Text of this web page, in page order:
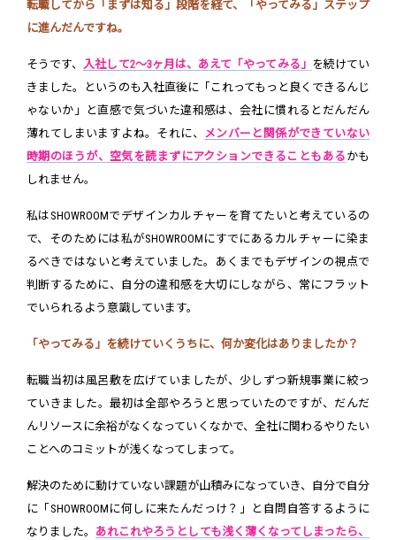
転職してから「まずは知る」段階を経て、「やってみる」ステップ
に進んだんですね。
そうです、入社して2〜3ヶ月は、あえて「やってみる」 を続けてい
きました。というのも入社直後に「これってもっと良くできるんじ
ゃないか」と直感で気づいた違和感は、会社に慣れるとだんだん
薄れてしまいますよね。それに、 メンバーと関係ができていない
時期のほうが、空気を読まずにアクションできることもある かも
しれません。
私はSHOWROOMでデザインカルチャーを育てたいと考えているの
で、そのためには私がSHOWROOMにすでにあるカルチャーに染ま
るべきではないと考えていました。あくまでもデザインの視点で
判断するために、自分の違和感を大切にしながら、常にフラット
でいられるよう意識しています。
「やってみる」を続けていくうちに、何か変化はありましたか？
転職当初は風呂敷を広げていましたが、少しずつ新規事業に絞っ
ていきました。最初は全部やろうと思っていたのですが、だんだ
んリソースに余裕がなくなっていくなかで、全社に関わるやりたい
ことへのコミットが浅くなってしまって。
解決のために動けていない課題が山積みになっていき、自分で自分
に「SHOWROOMに何しに来たんだっけ？」と自問自答するように
なりました。 あれこれやろうとしても浅く薄くなってしまったら、